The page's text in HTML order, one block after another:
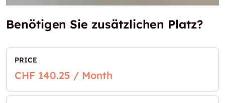
Benötigen Sie zusätzlichen Platz?
PRICE
CHF 140.25 / Month